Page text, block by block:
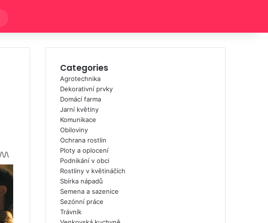
Categories
Agrotechnika
Dekorativní prvky
Domácí farma
Jarní květiny
Komunikace
Obiloviny
Ochrana rostlin
Ploty a oplocení
Podnikání v obci
Rostliny v květináčích
Sbírka nápadů
Semena a sazenice
Sezónní práce
Trávník